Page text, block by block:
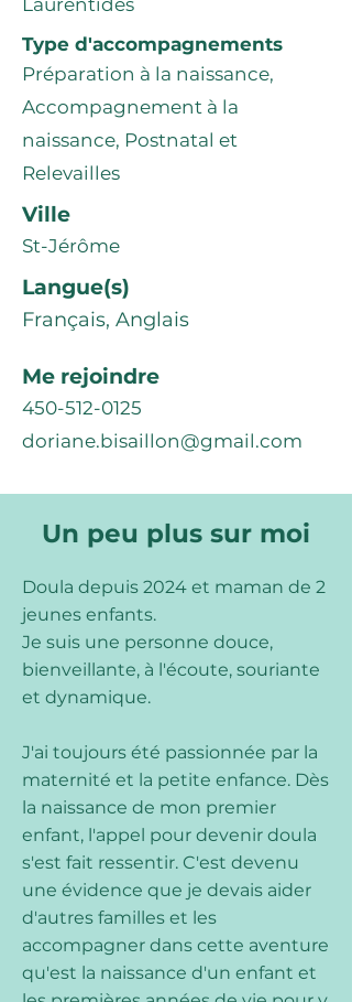
Laurentides
Type d'accompagnements
Préparation à la naissance,
Accompagnement à la
naissance, Postnatal et
Relevailles
Ville
St-Jérôme
Langue(s)
Français, Anglais
Me rejoindre
450-512-0125
doriane.bisaillon@gmail.com
Un peu plus sur moi
Doula depuis 2024 et maman de 2
jeunes enfants.
Je suis une personne douce,
bienveillante, à l'écoute, souriante
et dynamique.
J'ai toujours été passionnée par la
maternité et la petite enfance. Dès
la naissance de mon premier
enfant, l'appel pour devenir doula
s'est fait ressentir. C'est devenu
une évidence que je devais aider
d'autres familles et les
accompagner dans cette aventure
qu'est la naissance d'un enfant et